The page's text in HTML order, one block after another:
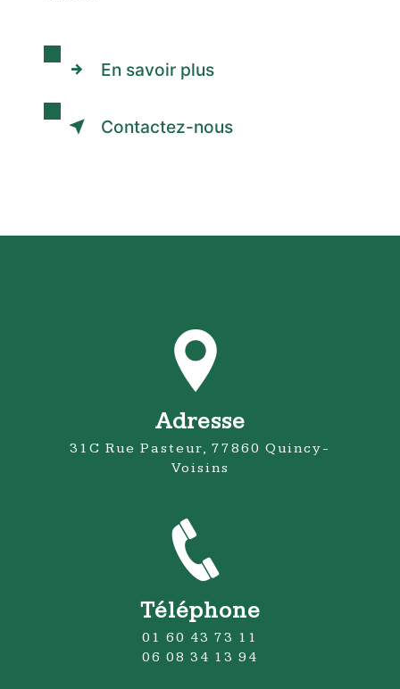
En savoir plus
Contactez-nous
Adresse
31C Rue Pasteur, 77860 Quincy-
Voisins
Téléphone
01 60 43 73 11
06 08 34 13 94